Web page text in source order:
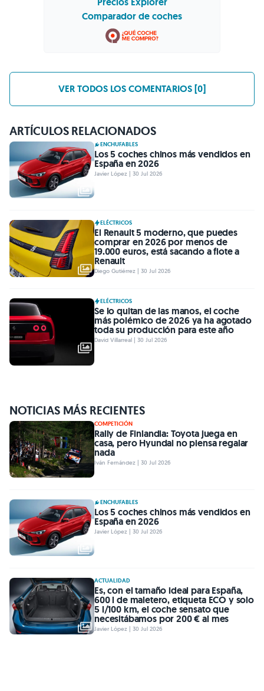
Comparador de coches
VER TODOS LOS COMENTARIOS [0]
ARTÍCULOS RELACIONADOS
ENCHUFABLES
Los 5 coches chinos más vendidos en
España en 2026
Javier López | 30 Jul 2026
ELÉCTRICOS
El Renault 5 moderno, que puedes
comprar en 2026 por menos de
19.000 euros, está sacando a flote a
Renault
Diego Gutiérrez | 30 Jul 2026
ELÉCTRICOS
Se lo quitan de las manos, el coche
más polémico de 2026 ya ha agotado
toda su producción para este año
David Villarreal | 30 Jul 2026
NOTICIAS MÁS RECIENTES
COMPETICIÓN
Rally de Finlandia: Toyota juega en
casa, pero Hyundai no piensa regalar
nada
Iván Fernández | 30 Jul 2026
ENCHUFABLES
Los 5 coches chinos más vendidos en
España en 2026
Javier López | 30 Jul 2026
ACTUALIDAD
Es, con el tamaño ideal para España,
600 l de maletero, etiqueta ECO y solo
5 l/100 km, el coche sensato que
necesitábamos por 200 € al mes
Javier López | 30 Jul 2026